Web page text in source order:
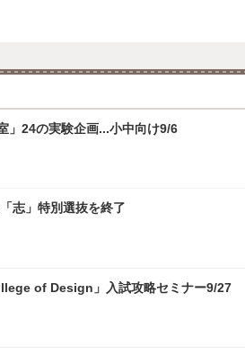
」24の実験企画...小中向け9/6
志」特別選抜を終了
of Design」入試攻略セミナー9/27